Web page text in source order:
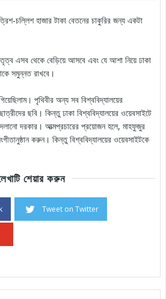
চল্লিশ হাজার টাকা বেতনের চাকুরির জন্য একটা
এসব থেকে বেড়িয়ে আসবে এবং যে আশা নিয়ে ঢাকা
সমুন্নত রাখবে।
পৃথিবীর অন্য সব বিশ্ববিদ্যালয়ের
ছবি। কিন্তু ঢাকা বিশ্ববিদ্যালয়ের ওয়েবসাইটে
দরকার। আত্মপ্রচারের প্রয়োজন হলে, মাহফুজুর
করুন। কিন্তু বিশ্ববিদ্যালয়ের ওয়েবসাইটকে
শেয়ার করুন
Tweet on Twitter